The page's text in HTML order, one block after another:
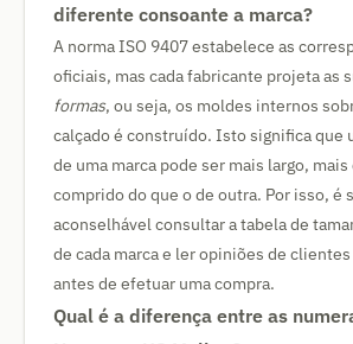
diferente consoante a marca?
A norma ISO 9407 estabelece as
oficiais, mas cada fabricante projeta as
formas, ou seja, os moldes internos
calçado é construído. Isto significa que
de uma marca pode ser mais largo,
comprido do que o de outra. Por isso, é
aconselhável consultar a tabela de
de cada marca e ler opiniões de
antes de efetuar uma compra.
Qual é a diferença entre as